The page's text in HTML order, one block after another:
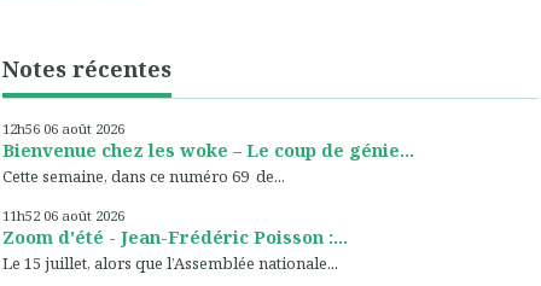
Notes récentes
12h56 06 août 2026
Bienvenue chez les woke – Le coup de génie...
Cette semaine, dans ce numéro 69 de...
11h52 06 août 2026
Zoom d'été - Jean-Frédéric Poisson :...
Le 15 juillet, alors que l’Assemblée nationale...